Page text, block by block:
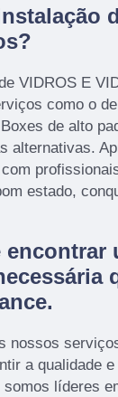
VIDROS E
como o
de alto
alternativas.
estado,
encontrar
nossos
a qualidade
líderes